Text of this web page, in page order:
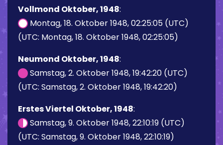
Vollmond Oktober, 1948:
Montag, 18. Oktober 1948, 02:25:05 (UTC)
(UTC: Montag, 18. Oktober 1948, 02:25:05)
Neumond Oktober, 1948:
Samstag, 2. Oktober 1948, 19:42:20 (UTC)
(UTC: Samstag, 2. Oktober 1948, 19:42:20)
Erstes Viertel Oktober, 1948:
Samstag, 9. Oktober 1948, 22:10:19 (UTC)
(UTC: Samstag, 9. Oktober 1948, 22:10:19)